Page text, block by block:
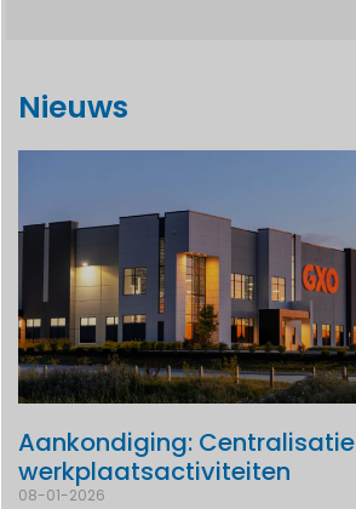
Nieuws
Aankondiging: Centralisatie
werkplaatsactiviteiten
08-01-2026